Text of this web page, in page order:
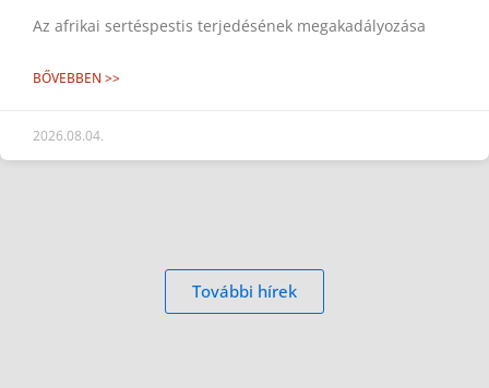
Az afrikai sertéspestis terjedésének megakadályozása
BŐVEBBEN >>
2026.08.04.
További hírek